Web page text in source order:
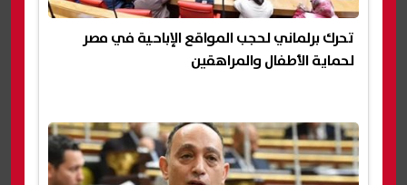
تحرك برلماني لحجب المواقع الإباحية في مصر
لحماية الأطفال والمراهقين